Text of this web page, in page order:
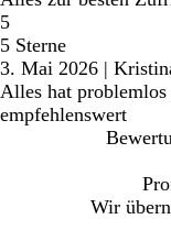
5
5 Sterne
3. Mai 2026 |
Alles hat
empfehlenswert
Wir